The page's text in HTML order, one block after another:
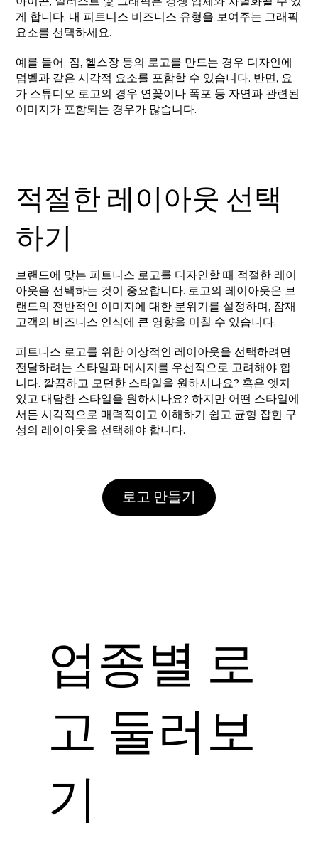
게 합니다. 내 피트니스 비즈니스 유형을 보여주는 그래픽
요소를 선택하세요.
예를 들어, 짐, 헬스장 등의 로고를 만드는 경우 디자인에
덤벨과 같은 시각적 요소를 포함할 수 있습니다. 반면, 요
가 스튜디오 로고의 경우 연꽃이나 폭포 등 자연과 관련된
이미지가 포함되는 경우가 많습니다.
적절한 레이아웃 선택
하기
브랜드에 맞는 피트니스 로고를 디자인할 때 적절한 레이
아웃을 선택하는 것이 중요합니다. 로고의 레이아웃은 브
랜드의 전반적인 이미지에 대한 분위기를 설정하며, 잠재
고객의 비즈니스 인식에 큰 영향을 미칠 수 있습니다.
피트니스 로고를 위한 이상적인 레이아웃을 선택하려면
전달하려는 스타일과 메시지를 우선적으로 고려해야 합
니다. 깔끔하고 모던한 스타일을 원하시나요? 혹은 엣지
있고 대담한 스타일을 원하시나요? 하지만 어떤 스타일에
서든 시각적으로 매력적이고 이해하기 쉽고 균형 잡힌 구
성의 레이아웃을 선택해야 합니다.
로고 만들기
업종별 로
고 둘러보
기